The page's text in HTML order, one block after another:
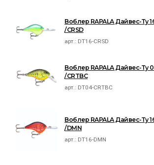
Воблер RAPALA Дайвес-Ту
/CRSD
арт.: DT16-CRSD
Воблер RAPALA Дайвес-Ту
/CRTBC
арт.: DT04-CRTBC
Воблер RAPALA Дайвес-Ту
/DMN
арт.: DT16-DMN